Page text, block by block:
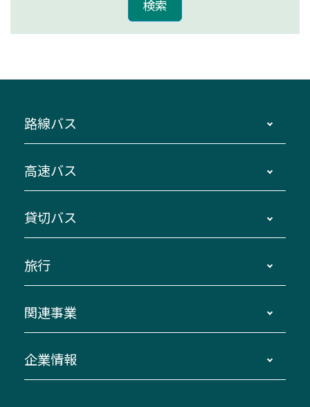
路線バス
主要停留所案内図・時刻表
路線バスのご利用方法
三重交通接近情報バスロケーションシステム
ダイヤ改正情報
迂回・休止について
臨時バスについて
伊勢二見鳥羽周遊バスCANばす
「みえブルーライン」（三重大学病院直通バ
高速バス
南紀・VISON～横浜・東京・埼玉
伊賀～名古屋
南紀～VISON～名古屋
湯の山温泉～名古屋
桑名・長島温泉・金城ふ頭駅～中部国際空港
（休止中）
貸切バス
貸切バスのご利用について
お問い合わせ
旅行
貸切バス団体旅行
美し国周遊ばす
関連事業
自家用自動車車両運行管理
企業情報